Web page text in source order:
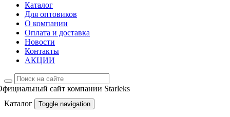
Каталог
Для оптовиков
О компании
Оплата и доставка
Новости
Контакты
АКЦИИ
сайт компании Starleks
Каталог
Toggle navigation